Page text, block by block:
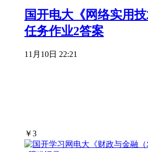
国开电大《网络实用
任务作业2答案
11月10日 22:21
￥3